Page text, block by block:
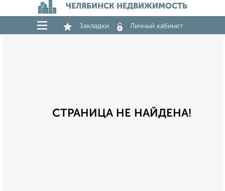
ЧЕЛЯБИНСК НЕДВИЖИМОСТЬ
Закладки Личный кабинет
СТРАНИЦА НЕ НАЙДЕНА!